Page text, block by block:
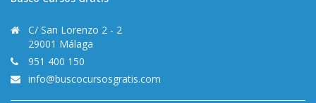
C/ San Lorenzo 2 - 2
29001 Málaga
951 400 150
info@buscocursosgratis.com